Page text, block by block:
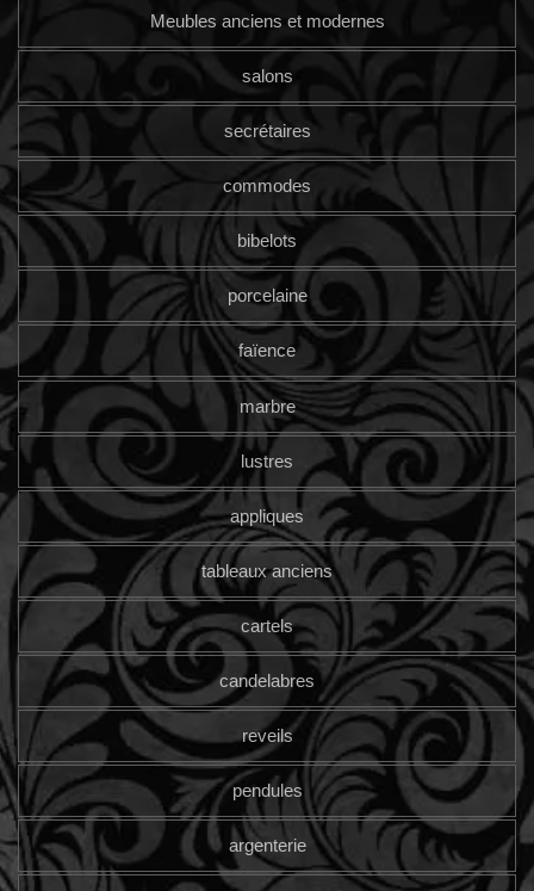
Meubles anciens et modernes
salons
secrétaires
commodes
bibelots
porcelaine
faïence
marbre
lustres
appliques
tableaux anciens
cartels
candelabres
reveils
pendules
argenterie